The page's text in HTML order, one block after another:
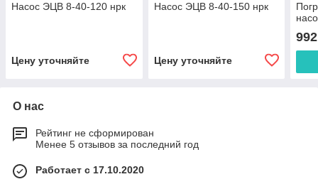
Насос ЭЦВ 8-40-120 нрк
Цену уточняйте
Насос ЭЦВ 8-40-150 нрк
Цену уточняйте
О нас
Рейтинг не сформирован
Менее 5 отзывов за последний год
Работает с 17.10.2020